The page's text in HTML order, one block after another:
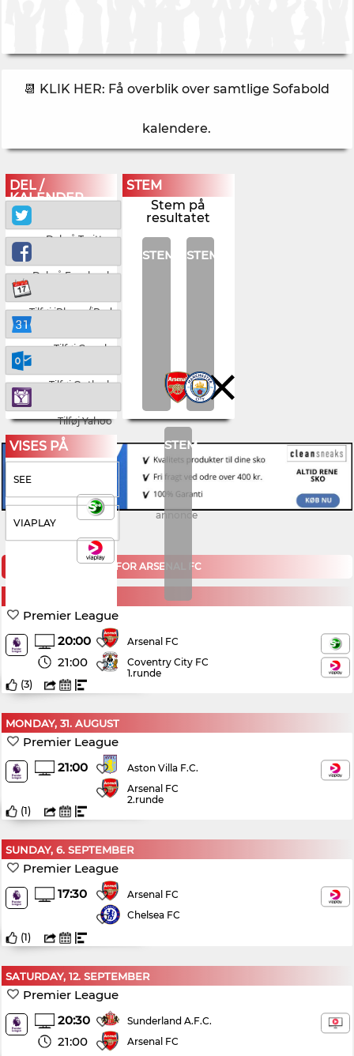
📆 KLIK HER: Få overblik over samtlige Sofabold
kalendere.
DEL /
KALENDER
Del på Twitter
Del på Facebook
Tilføj iPhone/iPad
Tilføj Google
Tilføj Outlook
Tilføj Yahoo
STEM
Stem på
resultatet
STEM STEM
STEM
VISES PÅ
SEE
VIAPLAY
annonce
KOMMENDE KAMPE FOR ARSENAL FC
Premier League
20:00
21:00
Arsenal FC
Coventry City FC
1.runde
(3)
MONDAY, 31. AUGUST
Premier League
21:00
Aston Villa F.C.
Arsenal FC
2.runde
(1)
SUNDAY, 6. SEPTEMBER
Premier League
17:30
Arsenal FC
Chelsea FC
(1)
SATURDAY, 12. SEPTEMBER
Premier League
20:30
21:00
Sunderland A.F.C.
Arsenal FC